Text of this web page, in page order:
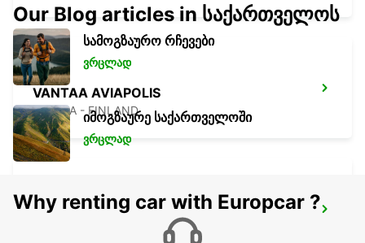
VANTAA AVIAPOLIS
VANTAA - FINLAND
HELSINKI HERTTONIEMI
Our Blog articles in საქართველოს
სამოგზაურო რჩევები
ვრცლად
იმოგზაურე საქართველოში
ვრცლად
Why renting car with Europcar ?